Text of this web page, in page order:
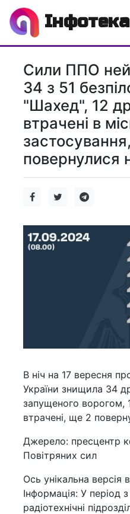
Інфотека
Сили ППО
34 з 51
"Шахед", 12
втрачені в
повернулися
В ніч на 17 вересня
України знищила 34
запущеного ворогом,
втрачені, ще 2
Джерело: пресцентр
Повітряних сил
Ось унікальна версія
Інформація: У період
радіотехнічні